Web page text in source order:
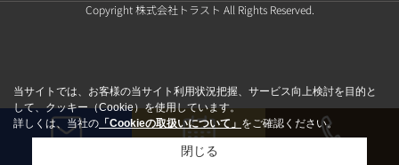
Copyright 株式会社トラスト All Rights Reserved.
当サイトでは、お客様の当サイト利用状況把握、サービス向上検討を目的と
して、クッキー（Cookie）を使用しています。
詳しくは、当社の 「Cookieの取扱いについて」 をご確認ください。
閉じる